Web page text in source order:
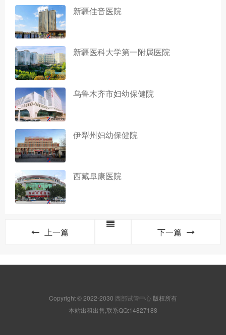
新疆佳音医院
新疆医科大学第一附属医院
乌鲁木齐市妇幼保健院
伊犁州妇幼保健院
西藏阜康医院
上一篇 下一篇
Copyright © 2022-2030 西部试管中心 版权所有
本站出租出售,联系QQ:14827188